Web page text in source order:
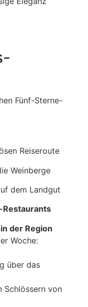
Fünf-Sterne-
Reiseroute
Weinberge
dem Landgut
der Region
Woche:
Schlössern von